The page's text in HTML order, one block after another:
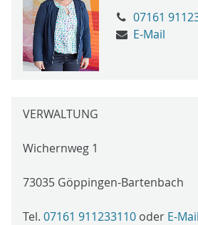
07161
E-Mail
VERWALTUNG
Wichernweg 1
73035 Göppingen-Bartenbach
Tel. 07161 911233110 oder E-Mail